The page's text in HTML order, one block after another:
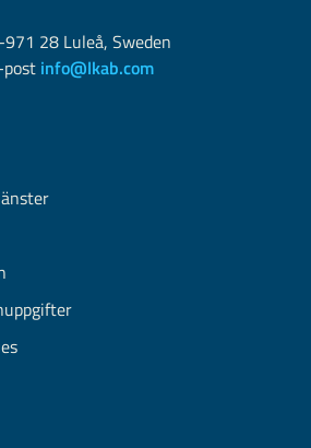
28 Luleå, Sweden
info@lkab.com